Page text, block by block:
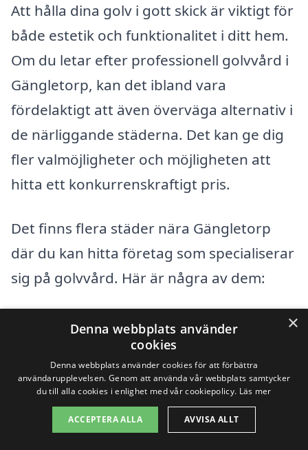
Att hålla dina golv i gott skick är viktigt för
både estetik och funktionalitet i ditt hem.
Om du letar efter professionell golvvård i
Gängletorp, kan det ibland vara
fördelaktigt att även överväga alternativ i
de närliggande städerna. Det kan ge dig
fler valmöjligheter och möjligheten att
hitta ett konkurrenskraftigt pris.
Det finns flera städer nära Gängletorp
där du kan hitta företag som specialiserar
sig på golvvård. Här är några av dem:
Karlskrona
Sölvesborg
Mörbylånga
×
Denna webbplats använder
cookies
Denna webbplats använder cookies för att förbättra
användarupplevelsen. Genom att använda vår webbplats samtycker
du till alla cookies i enlighet med vår cookiepolicy. Läs mer
ACCEPTERA ALLA AVVISA ALLT